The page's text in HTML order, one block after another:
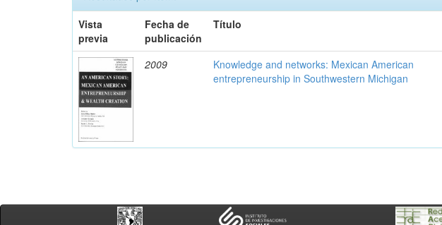
Vista
previa
Fecha de
publicación
Título
2009
Knowledge and networks: Mexican American
entrepreneurship in Southwestern Michigan